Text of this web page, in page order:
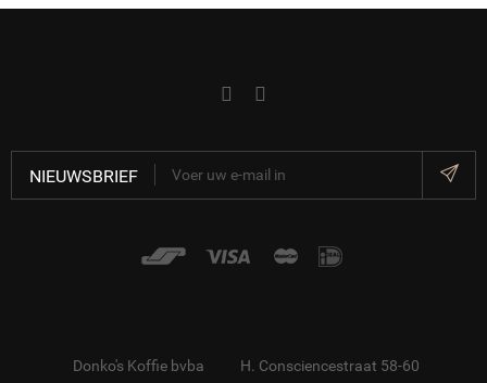
NIEUWSBRIEF
Donko's Koffie bvba H. Consciencestraat 58-60